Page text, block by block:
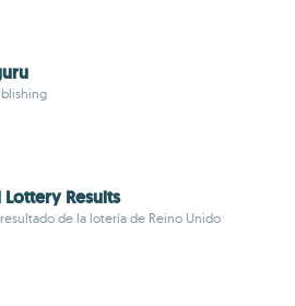
Lottery Results
de la lotería de Reino Unido